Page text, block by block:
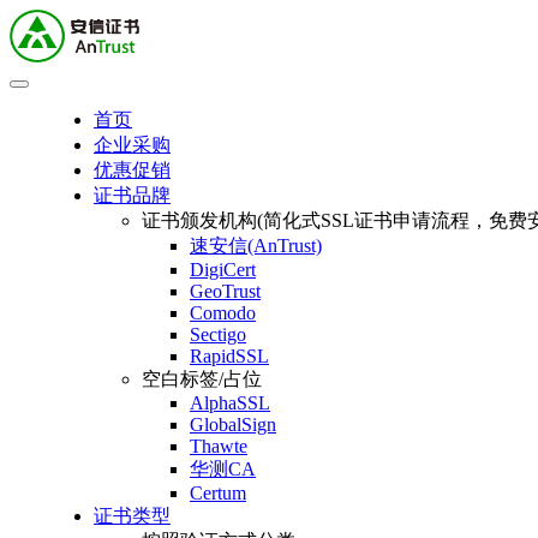
首页
企业采购
优惠促销
证书品牌
证书颁发机构(简化式SSL证书申请流程，免费
速安信(AnTrust)
DigiCert
GeoTrust
Comodo
Sectigo
RapidSSL
空白标签/占位
AlphaSSL
GlobalSign
Thawte
华测CA
Certum
证书类型